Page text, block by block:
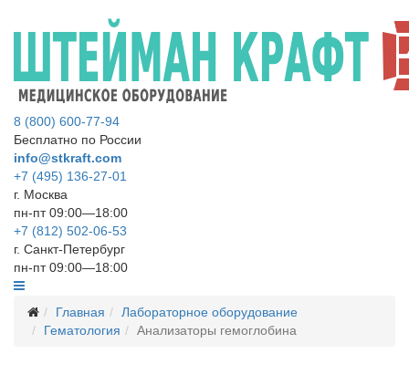
8 (800) 600-77-94
Бесплатно по России
info@stkraft.com
+7 (495) 136-27-01
г. Москва
пн-пт 09:00—18:00
+7 (812) 502-06-53
г. Санкт-Петербург
пн-пт 09:00—18:00
Главная
Лабораторное оборудование
Гематология
Анализаторы гемоглобина